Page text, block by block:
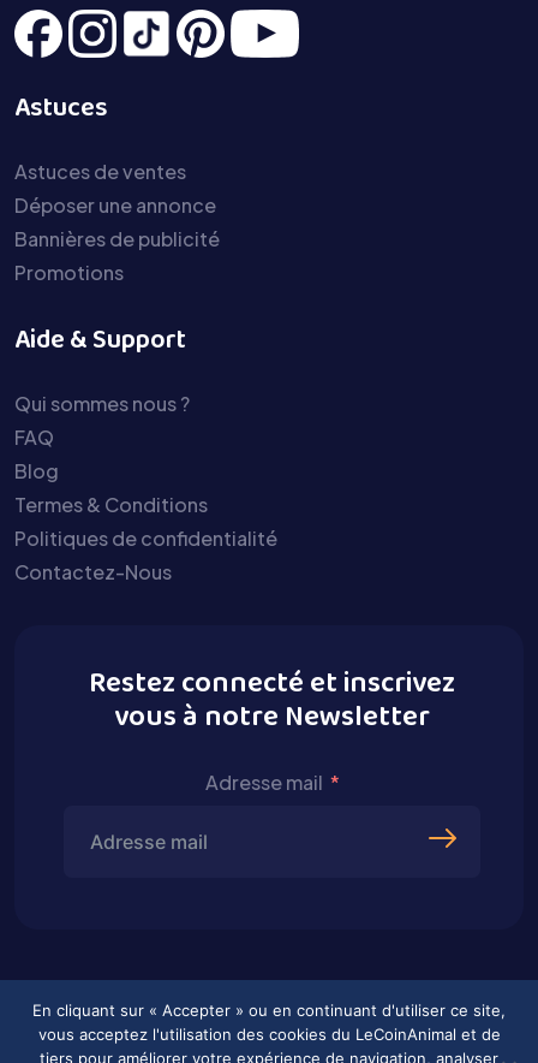
Astuces
Astuces de ventes
Déposer une annonce
Bannières de publicité
Promotions
Aide & Support
Qui sommes nous ?
FAQ
Blog
Termes & Conditions
Politiques de confidentialité
Contactez-Nous
Restez connecté et inscrivez
vous à notre Newsletter
Adresse mail
En cliquant sur « Accepter » ou en continuant d'utiliser ce site,
vous acceptez l'utilisation des cookies du LeCoinAnimal et de
tiers pour améliorer votre expérience de navigation, analyser